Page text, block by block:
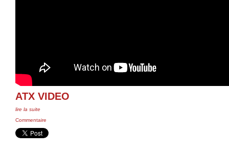
ATX VIDEO
lire la suite
Commentaire